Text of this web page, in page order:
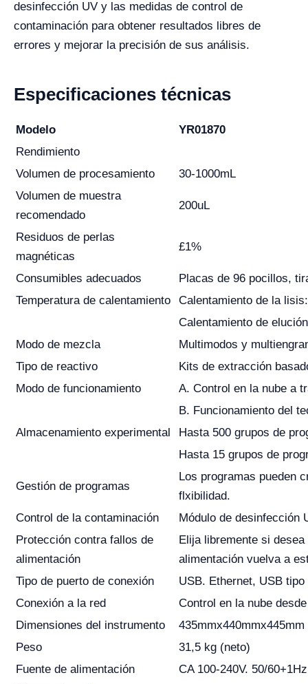
desinfección UV y las medidas de control de
contaminación para obtener resultados libres de
errores y mejorar la precisión de sus análisis.
Especificaciones técnicas
Modelo
YR01870
Rendimiento
Volumen de procesamiento
30-1000mL
Volumen de muestra
recomendado
200uL
Residuos de perlas
magnéticas
£1%
Consumibles adecuados
Placas de 96 pocillos,
Temperatura de calentamiento
Calentamiento de la
Calentamiento de
Modo de mezcla
Multimodos y
Tipo de reactivo
Kits de extracción
Modo de funcionamiento
A. Control en la nube a
B. Funcionamiento del
Almacenamiento experimental
Hasta 500 grupos de
Hasta 15 grupos de
Gestión de programas
Los programas pueden
flxibilidad.
Control de la contaminación
Módulo de desinfección
Protección contra fallos de
alimentación
Elija libremente si
alimentación vuelva a
Tipo de puerto de conexión
USB. Ethernet, USB tipo
Conexión a la red
Control en la nube
Dimensiones del instrumento
Peso
31,5 kg (neto)
Fuente de alimentación
CA 100-240V. 50/